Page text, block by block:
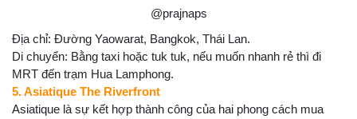
@prajnaps
Địa chỉ: Đường Yaowarat, Bangkok, Thái Lan.
Di chuyển: Bằng taxi hoặc tuk tuk, nếu muốn nhanh rẻ thì đi
MRT đến trạm Hua Lamphong.
5. Asiatique The Riverfront
Asiatique là sự kết hợp thành công của hai phong cách mua